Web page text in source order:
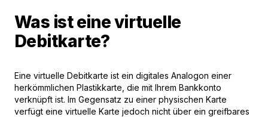
Was ist eine virtuelle
Debitkarte?
Eine virtuelle Debitkarte ist ein digitales Analogon einer
herkömmlichen Plastikkarte, die mit Ihrem Bankkonto
verknüpft ist. Im Gegensatz zu einer physischen Karte
verfügt eine virtuelle Karte jedoch nicht über ein greifbares